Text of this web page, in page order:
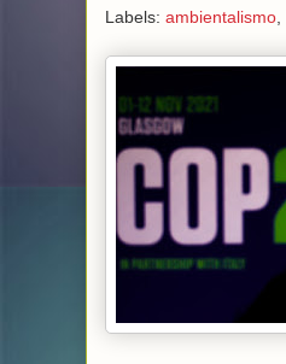
Labels: ambientalismo,